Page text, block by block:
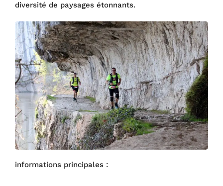
diversité de paysages étonnants.
informations principales :